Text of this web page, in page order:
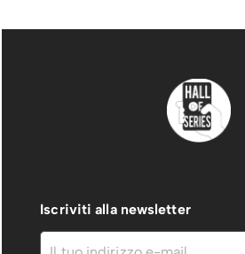
Iscriviti alla newsletter